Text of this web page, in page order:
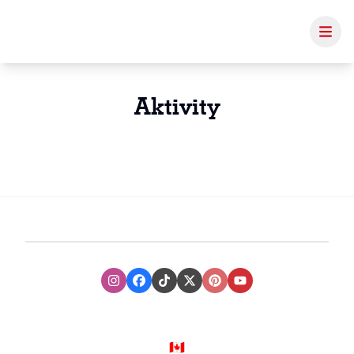
Aktivity
InstagramFacebook
TikTokXTwitter
PinterestYoutube
🇨🇦